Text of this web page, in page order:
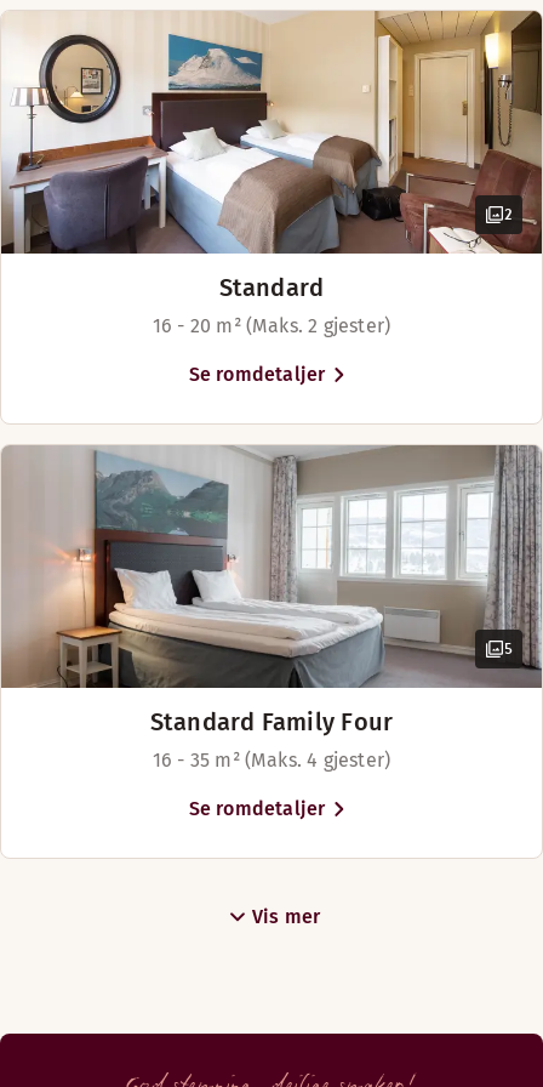
2
Standard
16 - 20 m² (Maks. 2 gjester)
Se romdetaljer
5
Standard Family Four
16 - 35 m² (Maks. 4 gjester)
Se romdetaljer
Vis mer